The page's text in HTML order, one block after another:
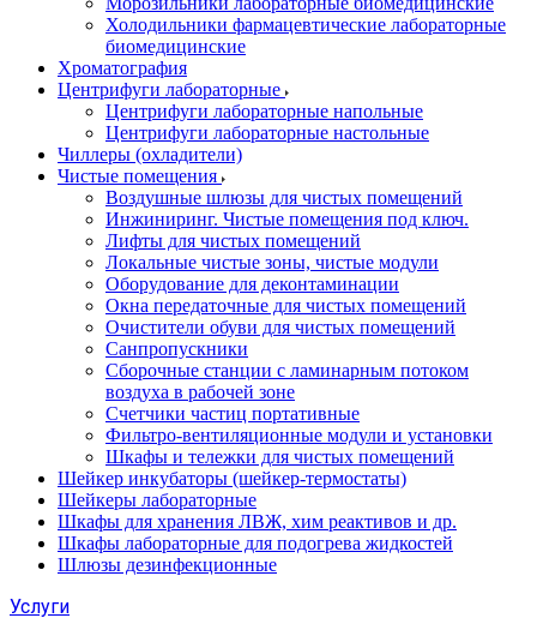
Холодильники фармацевтические лабораторные
биомедицинские
Хроматография
Центрифуги лабораторные
Центрифуги лабораторные напольные
Центрифуги лабораторные настольные
Чиллеры (охладители)
Чистые помещения
Воздушные шлюзы для чистых помещений
Инжиниринг. Чистые помещения под ключ.
Лифты для чистых помещений
Локальные чистые зоны, чистые модули
Оборудование для деконтаминации
Окна передаточные для чистых помещений
Очистители обуви для чистых помещений
Санпропускники
Сборочные станции с ламинарным потоком
воздуха в рабочей зоне
Счетчики частиц портативные
Фильтро-вентиляционные модули и установки
Шкафы и тележки для чистых помещений
Шейкер инкубаторы (шейкер-термостаты)
Шейкеры лабораторные
Шкафы для хранения ЛВЖ, хим реактивов и др.
Шкафы лабораторные для подогрева жидкостей
Шлюзы дезинфекционные
Услуги